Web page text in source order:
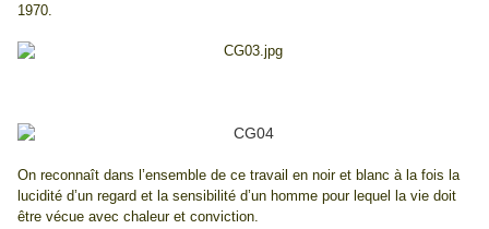
1970.
On reconnaît dans l’ensemble de ce travail en noir et blanc à la fois la
lucidité d’un regard et la sensibilité d’un homme pour lequel la vie doit
être vécue avec chaleur et conviction.